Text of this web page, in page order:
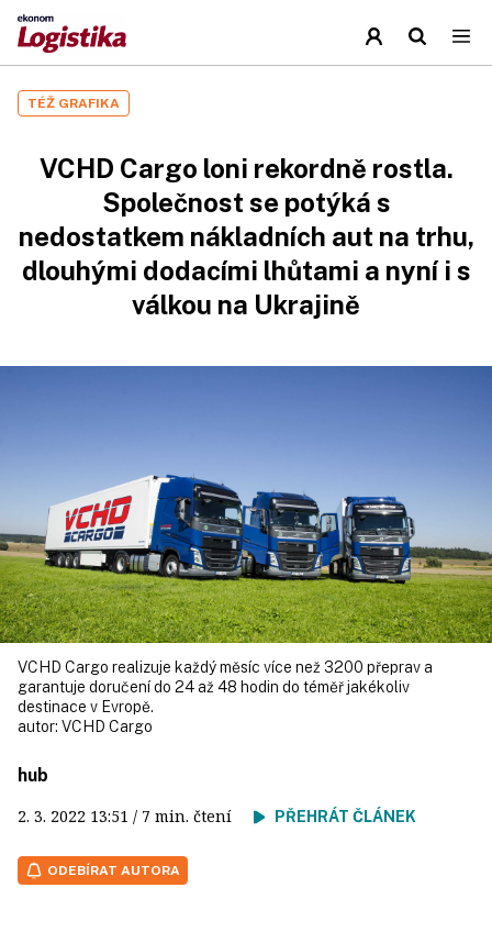
TÉŽ GRAFIKA
VCHD Cargo loni rekordně rostla.
Společnost se potýká s
nedostatkem nákladních aut na trhu,
dlouhými dodacími lhůtami a nyní i s
válkou na Ukrajině
VCHD Cargo realizuje každý měsíc více než 3200 přeprav a
garantuje doručení do 24 až 48 hodin do téměř jakékoliv
destinace v Evropě.
autor: VCHD Cargo
hub
2. 3. 2022 13:51 / 7 min. čtení PŘEHRÁT ČLÁNEK
ODEBÍRAT AUTORA